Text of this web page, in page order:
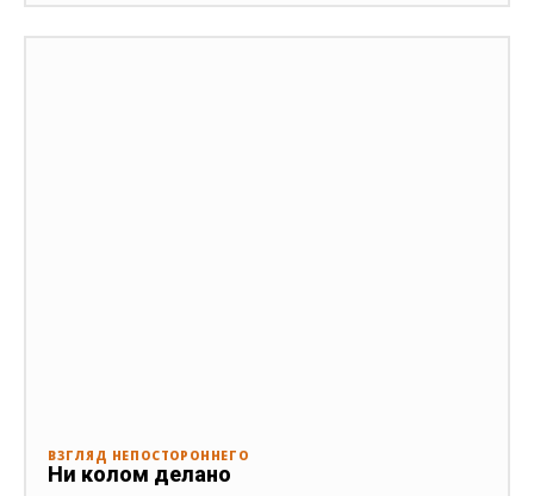
ВЗГЛЯД НЕПОСТОРОННЕГО
Ни колом делано